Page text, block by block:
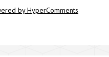
by HyperComments